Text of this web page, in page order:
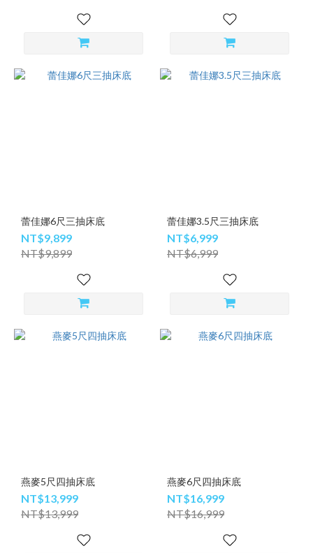
蕾佳娜6尺三抽床底
NT$9,899
NT$9,899
蕾佳娜3.5尺三抽床底
NT$6,999
NT$6,999
燕麥5尺四抽床底
NT$13,999
NT$13,999
燕麥6尺四抽床底
NT$16,999
NT$16,999